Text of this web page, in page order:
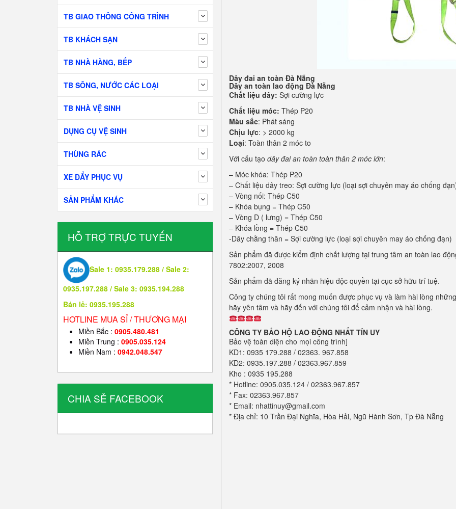
TB GIAO THÔNG CÔNG TRÌNH
TB KHÁCH SẠN
TB NHÀ HÀNG, BẾP
TB SÔNG, NƯỚC CÁC LOẠI
TB NHÀ VỆ SINH
DỤNG CỤ VỆ SINH
THÙNG RÁC
XE ĐẨY PHỤC VỤ
SẢN PHẨM KHÁC
HỖ TRỢ TRỰC TUYẾN
Sale 1: 0935.179.288 / Sale 2:
0935.197.288 / Sale 3: 0935.194.288
Bán lẻ: 0935.195.288
HOTLINE MUA SỈ / THƯƠNG MẠI
Miền Bắc : 0905.480.481
Miền Trung : 0905.035.124
Miền Nam : 0942.048.547
CHIA SẺ FACEBOOK
Dây đai an toàn Đà Nẵng
Dây an toàn lao động Đà Nẵng
Chất liệu dây: Sợi cường lực
Chất liệu móc: Thép P20
Màu sắc: Phát sáng
Chịu lực: > 2000 kg
Loại: Toàn thân 2 móc to
Với cấu tạo dây đai an toàn toàn thân 2 móc lớn:
– Móc khóa: Thép P20
– Chất liệu dây treo: Sợi cường lực (loại sợi chuyên may áo chống
– Vòng nối: Thép C50
– Khóa bụng = Thép C50
– Vòng D ( lưng) = Thép C50
– Khóa lồng = Thép C50
-Dây chằng thân = Sợi cường lực (loại sợi chuyên may áo chống đạn)
Sản phẩm đã được kiểm định chất lượng tại trung tâm an toàn lao
7802:2007, 2008
Sản phẩm đã đăng ký nhãn hiệu độc quyền tại cục sở hữu trí tuệ.
Công ty chúng tôi rất mong muốn được phục vụ và làm hài lòng
hãy yên tâm và hãy đến với chúng tôi để cảm nhận và hài lòng.
CÔNG TY BẢO HỘ LAO ĐỘNG NHẤT TÍN UY
Bảo vệ toàn diện cho mọi công trình]
KD1: 0935 179.288 / 02363. 967.858
KD2: 0935.197.288 / 02363.967.859
Kho : 0935 195.288
* Hotline: 0905.035.124 / 02363.967.857
* Fax: 02363.967.857
* Email: nhattinuy@gmail.com
* Địa chỉ: 10 Trần Đại Nghĩa, Hòa Hải, Ngũ Hành Sơn, Tp Đà Nẵng